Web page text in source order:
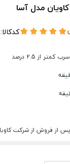
مدل آسا
کدکالا: